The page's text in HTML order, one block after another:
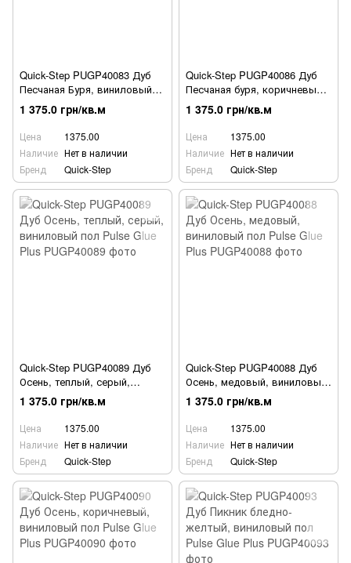
Quick-Step PUGP40083 Дуб
Песчаная Буря, виниловый
пол Pulse Glue Plus
1 375.0 грн/кв.м
Цена
1375.00
Наличие Нет в наличии
Бренд
Quick-Step
Quick-Step PUGP40086 Дуб
Песчаная буря, коричневый,
виниловый пол Pulse Glue
Plus
1 375.0 грн/кв.м
Цена
1375.00
Наличие Нет в наличии
Бренд
Quick-Step
Quick-Step PUGP40089 Дуб
Осень, теплый, серый,
виниловый пол Pulse Glue
Plus
1 375.0 грн/кв.м
Цена
1375.00
Наличие Нет в наличии
Бренд
Quick-Step
Quick-Step PUGP40088 Дуб
Осень, медовый, виниловый
пол Pulse Glue Plus
1 375.0 грн/кв.м
Цена
1375.00
Наличие Нет в наличии
Бренд
Quick-Step